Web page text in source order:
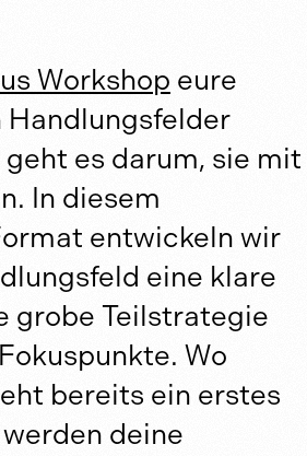
Workshop:
Nächste
Auf Anfrage
Ort
Workshop eure
es darum, sie mit
In diesem
entwickeln wir
eine klare
grobe Teilstrategie
Wo
bereits ein erstes
deine